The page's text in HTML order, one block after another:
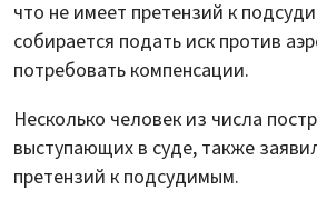
что не имеет претензий к
собирается подать иск против
потребовать компенсации.
Несколько человек из числа
выступающих в суде, также
претензий к подсудимым.